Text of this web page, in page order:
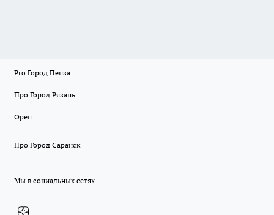
Pro Город Пенза
Про Город Рязань
Орен
Про Город Саранск
Мы в социальных сетях